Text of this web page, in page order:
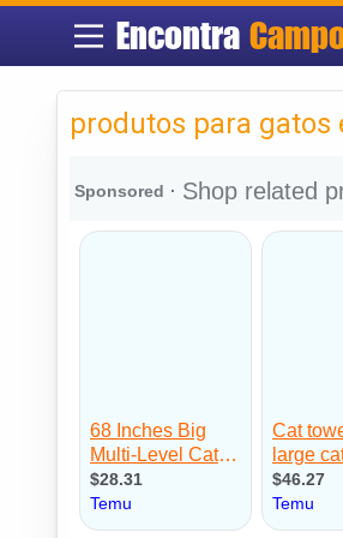
Encontra
produtos para gatos